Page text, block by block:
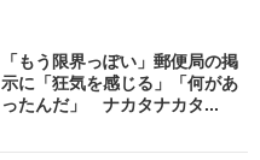
「もう限界っぽい」郵便局の掲
示に「狂気を感じる」「何があ
ったんだ」 ナカタナカタ...